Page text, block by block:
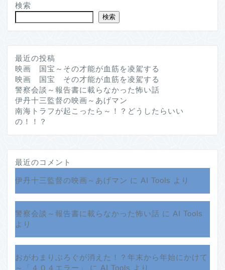
検索
検索
最近の投稿
映画 国宝～その才能が血筋を凌駕する
映画 国宝 その才能が血筋を凌駕する
警察会談～報告書に載らなかった怖い話
伊丹十三監督の映画～あげマン
南海トラフが起こったら～！？どうしたらいい
の！！？
最近のコメント
伊丹十三監督の映画～あげマン に AI Tools より
警察会談～報告書に載らなかった怖い話 に AI Tools
より
おがわまりぶろぐが消えた！？年末から年始にかけて
～「４０４エラー」
に AI Tools より
ホーム